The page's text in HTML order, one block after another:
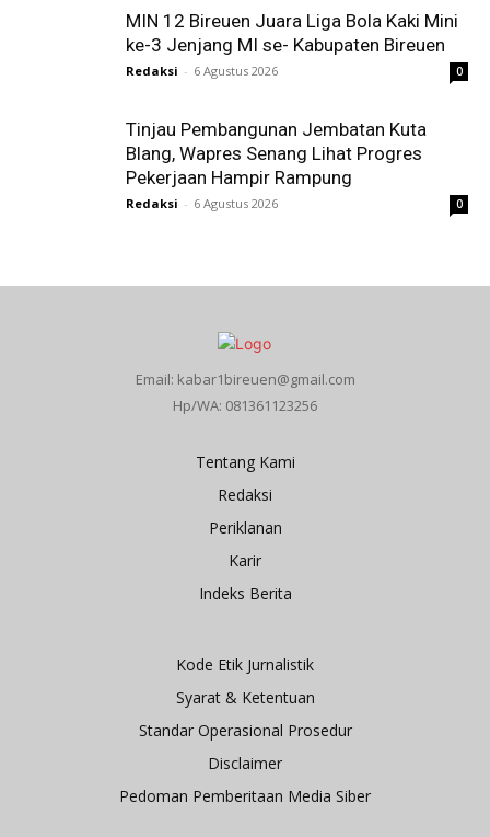
MIN 12 Bireuen Juara Liga Bola Kaki Mini
ke-3 Jenjang MI se- Kabupaten Bireuen
Redaksi - 6 Agustus 2026 0
Tinjau Pembangunan Jembatan Kuta
Blang, Wapres Senang Lihat Progres
Pekerjaan Hampir Rampung
Redaksi - 6 Agustus 2026 0
Email: kabar1bireuen@gmail.com
Hp/WA: 081361123256
Tentang Kami
Redaksi
Periklanan
Karir
Indeks Berita
Kode Etik Jurnalistik
Syarat & Ketentuan
Standar Operasional Prosedur
Disclaimer
Pedoman Pemberitaan Media Siber